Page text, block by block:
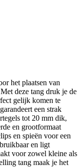
het plaatsen van
deze tang druk je de
gelijk komen te
een strak
tot 20 mm dik,
en grootformaat
en spieën voor een
en ligt
voor zowel kleine als
tang maak je het